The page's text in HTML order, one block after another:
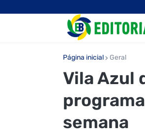
Página inicial Geral
Vila Azul
semana